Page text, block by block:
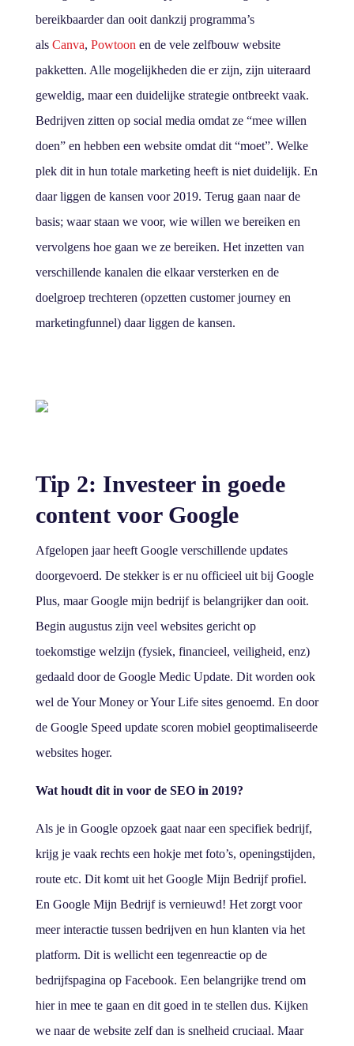
bereikbaarder dan ooit dankzij programma’s
als Canva, Powtoon en de vele zelfbouw website
pakketten. Alle mogelijkheden die er zijn, zijn uiteraard
geweldig, maar een duidelijke strategie ontbreekt vaak.
Bedrijven zitten op social media omdat ze “mee willen
doen” en hebben een website omdat dit “moet”. Welke
plek dit in hun totale marketing heeft is niet duidelijk. En
daar liggen de kansen voor 2019. Terug gaan naar de
basis; waar staan we voor, wie willen we bereiken en
vervolgens hoe gaan we ze bereiken. Het inzetten van
verschillende kanalen die elkaar versterken en de
doelgroep trechteren (opzetten customer journey en
marketingfunnel) daar liggen de kansen.
Tip 2: Investeer in goede
content voor Google
Afgelopen jaar heeft Google verschillende updates
doorgevoerd. De stekker is er nu officieel uit bij Google
Plus, maar Google mijn bedrijf is belangrijker dan ooit.
Begin augustus zijn veel websites gericht op
toekomstige welzijn (fysiek, financieel, veiligheid, enz)
gedaald door de Google Medic Update. Dit worden ook
wel de Your Money or Your Life sites genoemd. En door
de Google Speed update scoren mobiel geoptimaliseerde
websites hoger.
Wat houdt dit in voor de SEO in 2019?
Als je in Google opzoek gaat naar een specifiek bedrijf,
krijg je vaak rechts een hokje met foto’s, openingstijden,
route etc. Dit komt uit het Google Mijn Bedrijf profiel.
En Google Mijn Bedrijf is vernieuwd! Het zorgt voor
meer interactie tussen bedrijven en hun klanten via het
platform. Dit is wellicht een tegenreactie op de
bedrijfspagina op Facebook. Een belangrijke trend om
hier in mee te gaan en dit goed in te stellen dus. Kijken
we naar de website zelf dan is snelheid cruciaal. Maar